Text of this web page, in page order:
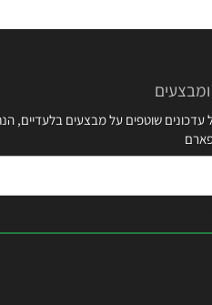
שוטפים על מבצעים בלעדיים,